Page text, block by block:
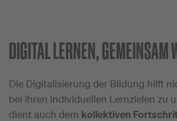
DIGITAL LERNEN, GEMEINSAM
Die Digitalisierung der Bildung hilft
bei ihren individuellen Lernzielen zu
dient auch dem kollektiven